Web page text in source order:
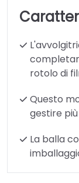
rotolo di
Questo
gestire
La balla